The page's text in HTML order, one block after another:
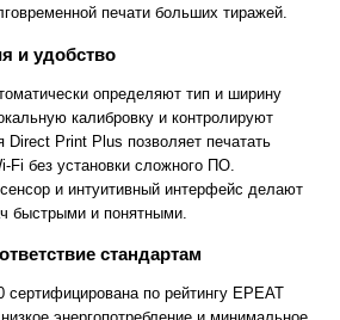
печати больших тиражей.
и удобство
определяют тип и ширину
калибровку и контролируют
Direct Print Plus позволяет печатать
без установки сложного ПО.
и интуитивный интерфейс делают
быстрыми и понятными.
стандартам
сертифицирована по рейтингу EPEAT